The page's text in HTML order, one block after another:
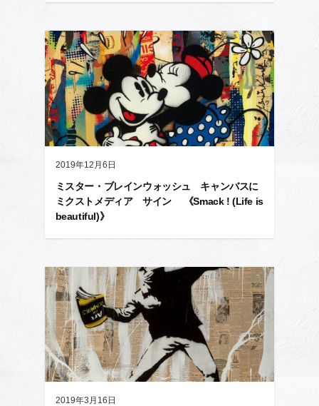
2019年12月6日
ミスター・ブレインウォッシュ キャンバスに
ミクストメディア サイン 《Smack ! (Life is
beautiful)》
2019年3月16日